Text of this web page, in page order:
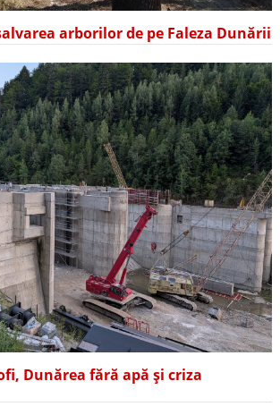
arborilor de pe Faleza Dunării
Dunărea fără apă și criza